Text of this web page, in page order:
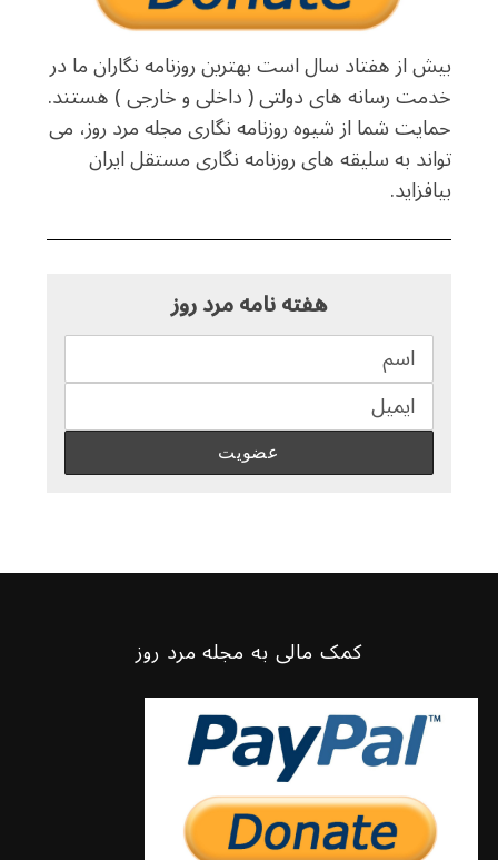
بیش از هفتاد سال است بهترین روزنامه نگاران ما در
خدمت رسانه های دولتی ( داخلی و خارجی ) هستند.
حمایت شما از شیوه روزنامه نگاری مجله مرد روز، می
تواند به سلیقه های روزنامه نگاری مستقل ایران
بیافزاید.
هفته نامه مرد روز
کمک مالی به مجله مرد روز